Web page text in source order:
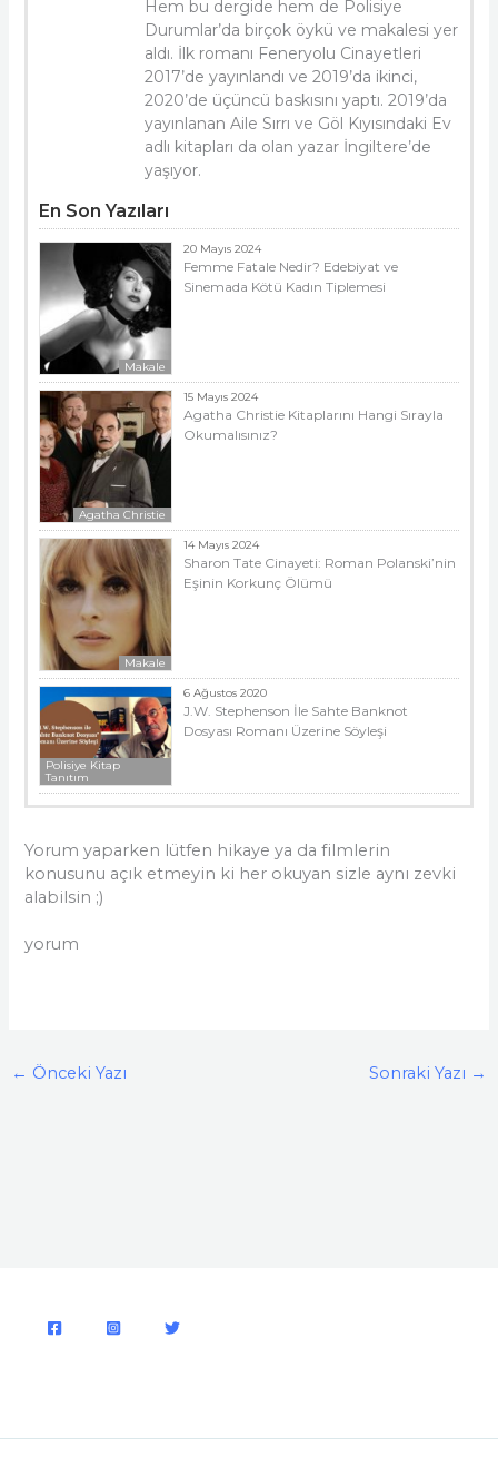
Hem bu dergide hem de Polisiye
Durumlar’da birçok öykü ve makalesi yer
aldı. İlk romanı Feneryolu Cinayetleri
2017’de yayınlandı ve 2019’da ikinci,
2020’de üçüncü baskısını yaptı. 2019’da
yayınlanan Aile Sırrı ve Göl Kıyısındaki Ev
adlı kitapları da olan yazar İngiltere’de
yaşıyor.
En Son Yazıları
Makale
20 Mayıs 2024
Femme Fatale Nedir? Edebiyat ve
Sinemada Kötü Kadın Tiplemesi
Agatha Christie
15 Mayıs 2024
Agatha Christie Kitaplarını Hangi Sırayla
Okumalısınız?
Makale
14 Mayıs 2024
Sharon Tate Cinayeti: Roman Polanski’nin
Eşinin Korkunç Ölümü
Polisiye Kitap
Tanıtım
6 Ağustos 2020
J.W. Stephenson İle Sahte Banknot
Dosyası Romanı Üzerine Söyleşi
Yorum yaparken lütfen hikaye ya da filmlerin
konusunu açık etmeyin ki her okuyan sizle aynı zevki
alabilsin ;)
yorum
← Önceki Yazı Sonraki Yazı →